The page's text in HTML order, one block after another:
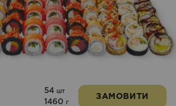
54 шт
1460 г
ЗАМОВИТИ